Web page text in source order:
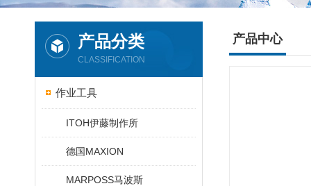
产品分类
CLASSIFICATION
作业工具
ITOH伊藤制作所
德国MAXION
MARPOSS马波斯
产品中心